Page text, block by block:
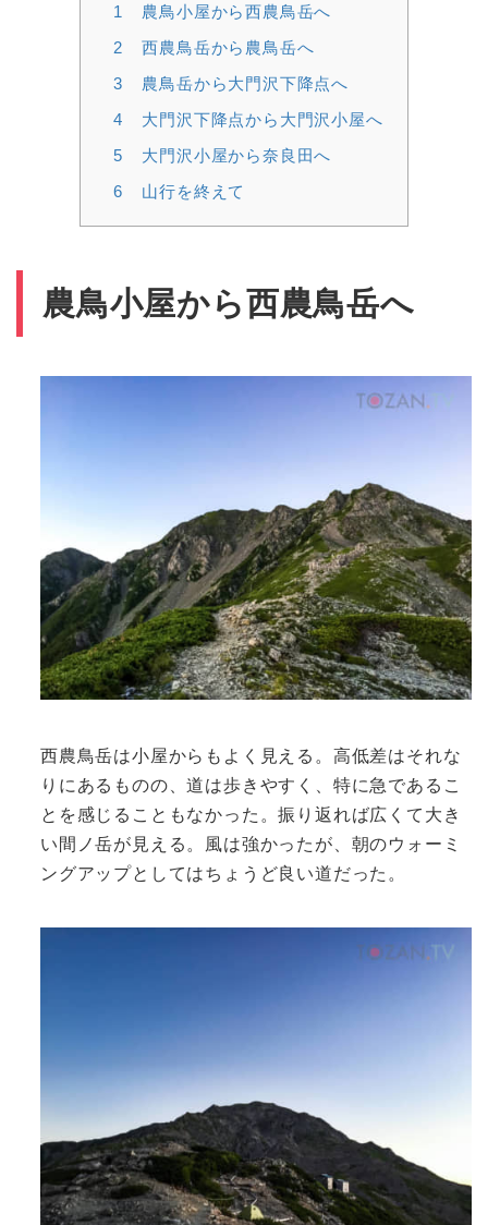
1
農鳥小屋から西農鳥岳へ
2
西農鳥岳から農鳥岳へ
3
農鳥岳から大門沢下降点へ
4
大門沢下降点から大門沢小屋へ
5
大門沢小屋から奈良田へ
6
山行を終えて
農鳥小屋から西農鳥岳へ
西農鳥岳は小屋からもよく見える。高低差はそれな
りにあるものの、道は歩きやすく、特に急であるこ
とを感じることもなかった。振り返れば広くて大き
い間ノ岳が見える。風は強かったが、朝のウォーミ
ングアップとしてはちょうど良い道だった。